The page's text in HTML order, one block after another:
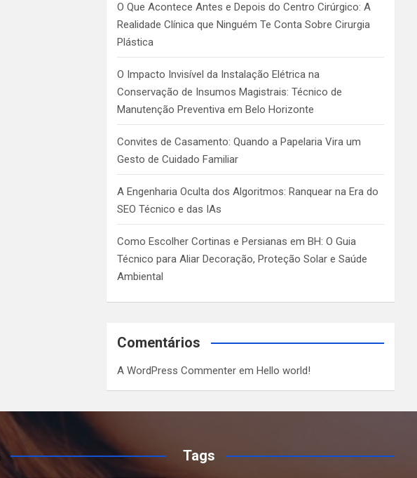
O Que Acontece Antes e Depois do Centro Cirúrgico: A
Realidade Clínica que Ninguém Te Conta Sobre Cirurgia
Plástica
O Impacto Invisível da Instalação Elétrica na
Conservação de Insumos Magistrais: Técnico de
Manutenção Preventiva em Belo Horizonte
Convites de Casamento: Quando a Papelaria Vira um
Gesto de Cuidado Familiar
A Engenharia Oculta dos Algoritmos: Ranquear na Era do
SEO Técnico e das IAs
Como Escolher Cortinas e Persianas em BH: O Guia
Técnico para Aliar Decoração, Proteção Solar e Saúde
Ambiental
Comentários
A WordPress Commenter emHello world!
Tags